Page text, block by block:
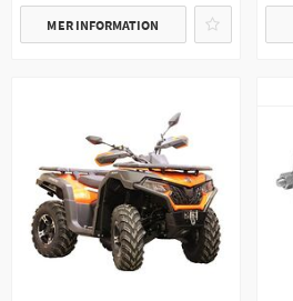
MER INFORMATION